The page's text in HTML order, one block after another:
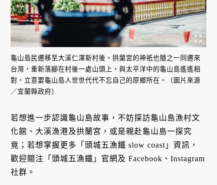
龜山島民遷移至大溪仁澤新村後，拱蘭宮的神祇也隨之一同遷來
台灣，重新落腳在村後一處山頭上，與太平洋中的龜山島遙遙相
對，立意要龜山島人世世代代不忘自己的原鄉所在。（圖片來源
／宜蘭縣政府）
若想進一步認識龜山島故事，不妨探訪龜山島漁村文
化館、大溪漁港及拱蘭宮，或是親赴龜山島一探究
竟；若想掌握更多「頭城五漁鐵 slow coast」資訊，
歡迎關注「頭城五漁鐵」官網及 Facebook、Instagram
社群。